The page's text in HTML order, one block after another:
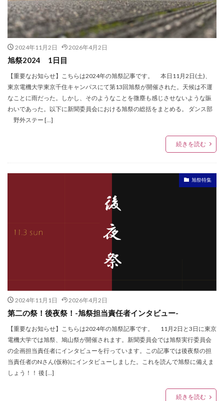
2024年11月2日 2026年4月2日
旭祭2024 1日目
【重要なお知らせ】こちらは2024年の旭祭記事です。 本日11月2日(土)、
東京電機大学東京千住キャンパスにて第13回旭祭が開催された。天候は不運
なことに雨だった。しかし、そのようなことを微塵も感じさせないような賑
わいであった。以下に新聞委員会における旭祭の総括をまとめる。 ダンス部
野外ステー […]
続きを読む
旭祭特集
2024年11月1日 2026年4月2日
第二の祭！後夜祭！-旭祭担当責任者インタビュー-
【重要なお知らせ】こちらは2024年の旭祭記事です。 11月2日と3日に東京
電機大学では旭祭、鳩山祭が開催されます。新聞委員会では旭祭実行委員会
の企画担当責任者にインタビューを行っています。この記事では後夜祭の担
当責任者のNさん(仮称)にインタビューしました。これを読んで旭祭に備えま
しょう！！ 後 […]
続きを読む